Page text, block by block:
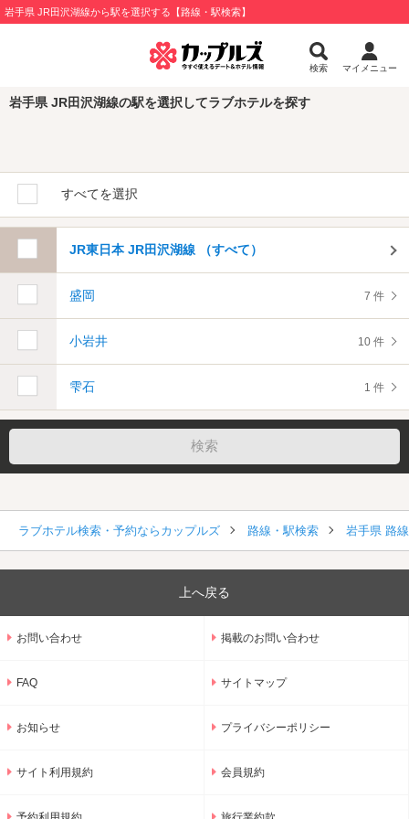
岩手県 JR田沢湖線から駅を選択する【路線・駅検索】
検索 マイメニュー
岩手県 JR田沢湖線の駅を選択してラブホテルを探す
すべてを選択
JR東日本 JR田沢湖線 （すべて）
盛岡 7 件
小岩井 10 件
雫石 1 件
ラブホテル検索・予約ならカップルズ 路線・駅検索 岩手県 路
上へ戻る
お問い合わせ 掲載のお問い合わせ
FAQ サイトマップ
お知らせ プライバシーポリシー
サイト利用規約 会員規約